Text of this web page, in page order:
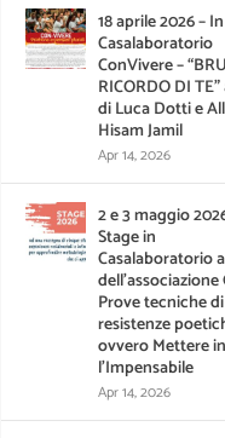
18 aprile 2026 – In
Casalaboratorio
ConVivere –
RICORDO DI
di Luca Dotti e
Hisam Jamil
Apr 14, 2026
2 e 3 maggio
Stage in
Casalaboratorio
dell’associazione
Prove tecniche di
resistenze
ovvero Mettere
l’Impensabile
Apr 14, 2026